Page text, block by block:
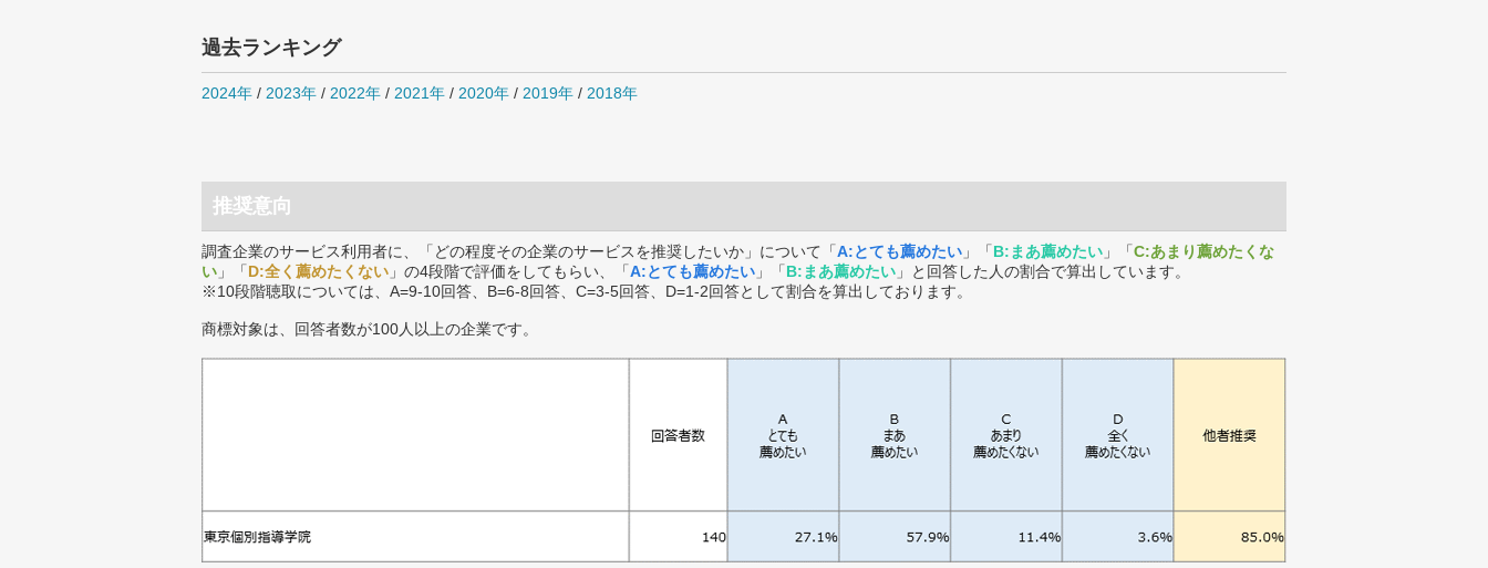
過去ランキング
2024年 / 2023年 / 2022年 / 2021年 / 2020年 / 2019年 / 2018年
推奨意向
調査企業のサービス利用者に、「どの程度その企業のサービスを推奨したいか」について「A:とても薦めたい 」「B:まあ薦めたい 」「C:あまり薦めたくな
い 」「D:全く薦めたくない 」の4段階で評価をしてもらい、「A:とても薦めたい 」「B:まあ薦めたい 」と回答した人の割合で算出しています。
※10段階聴取については、A=9-10回答、B=6-8回答、C=3-5回答、D=1-2回答として割合を算出しております。
商標対象は、回答者数が100人以上の企業です。